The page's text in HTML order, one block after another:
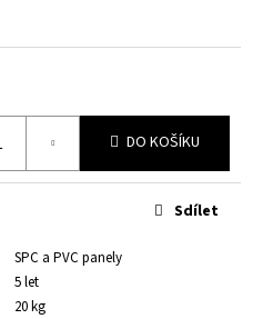
DO KOŠÍKU
SPC a PVC panely
5 let
20 kg
Sdílet